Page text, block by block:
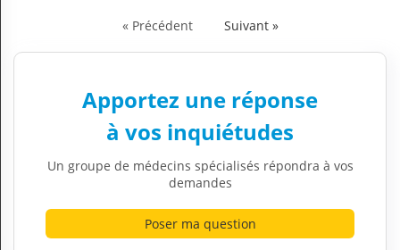
Apportez une réponse
à vos inquiétudes
Un groupe de médecins spécialisés répondra à vos
demandes
Poser ma question
« Précédent Suivant »